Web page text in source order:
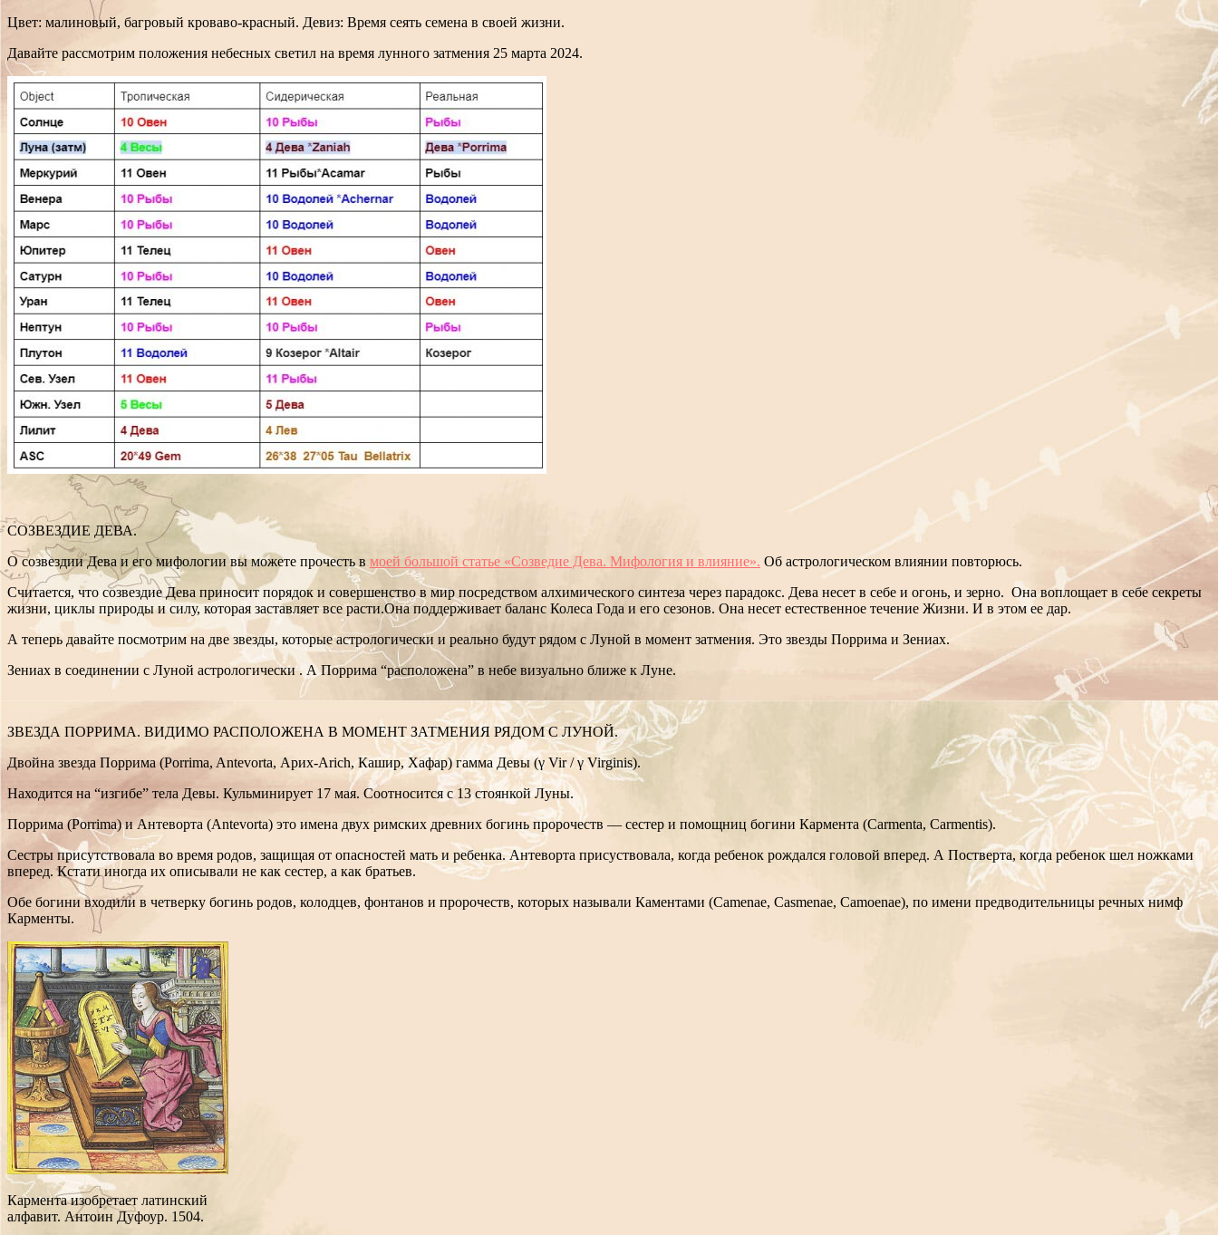
Цвет: малиновый, багровый кроваво-красный. Девиз: Время сеять семена в своей жизни.
Давайте рассмотрим положения небесных светил на время лунного затмения 25 марта 2024.
СОЗВЕЗДИЕ ДЕВА.
О созвездии Дева и его мифологии вы можете прочесть в моей большой статье «Созведие Дева. Мифология и влияние». Об астрологическом влиянии повторюсь.
Считается, что созвездие Дева приносит порядок и совершенство в мир посредством алхимического синтеза через парадокс. Дева несет в себе и огонь, и зерно. Она воплощает в себе секреты
жизни, циклы природы и силу, которая заставляет все расти.Она поддерживает баланс Колеса Года и его сезонов. Она несет естественное течение Жизни. И в этом ее дар.
А теперь давайте посмотрим на две звезды, которые астрологически и реально будут рядом с Луной в момент затмения. Это звезды Поррима и Зениах.
Зениах в соединении с Луной астрологически . А Поррима “расположена” в небе визуально ближе к Луне.
ЗВЕЗДА ПОРРИМА. ВИДИМО РАСПОЛОЖЕНА В МОМЕНТ ЗАТМЕНИЯ РЯДОМ С ЛУНОЙ.
Двойна звезда Поррима (Porrima, Antevorta, Арих-Arich, Кашир, Хафар) гамма Девы (γ Vir / γ Virginis).
Находится на “изгибе” тела Девы. Кульминирует 17 мая. Соотносится с 13 стоянкой Луны.
Поррима (Porrima) и Антеворта (Antevorta) это имена двух римских древних богинь пророчеств — сестер и помощниц богини Кармента (Carmenta, Carmentis).
Сестры присутствовала во время родов, защищая от опасностей мать и ребенка. Антеворта присуствовала, когда ребенок рождался головой вперед. А Постверта, когда ребенок шел ножками
вперед.Кстати иногда их описывали не как сестер, а как братьев.
Обе богини входили в четверку богинь родов, колодцев, фонтанов и пророчеств, которых называли Каментами (Camenae, Casmenae, Camoenae), по имени предводительницы речных нимф
Карменты.
Кармента изобретает латинский
алфавит. Антоин Дуфоур. 1504.